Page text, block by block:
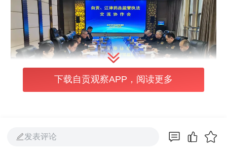
精准发力。在深化经验互鉴方面，通过专题座
下载自贡观察APP，阅读更多
发表评论